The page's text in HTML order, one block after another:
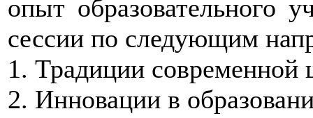
опыт образовательного
сессии по следующим
1. Традиции современной
2. Инновации в